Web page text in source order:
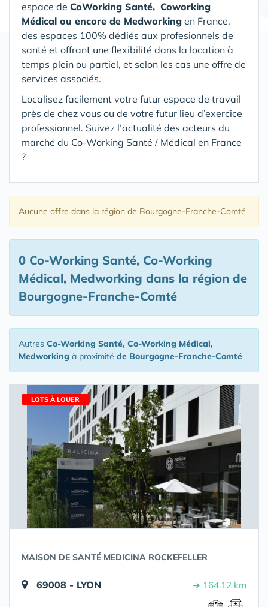
espace de CoWorking Santé, Coworking
Médical ou encore de Medworking en France,
des espaces 100% dédiés aux profesionnels de
santé et offrant une flexibilité dans la location à
temps plein ou partiel, et selon les cas une offre de
services associés.
Localisez facilement votre futur espace de travail
près de chez vous ou de votre futur lieu d’exercice
professionnel. Suivez l’actualité des acteurs du
marché du Co-Working Santé / Médical en France
?
Aucune offre dans la région de Bourgogne-Franche-Comté
0 Co-Working Santé, Co-Working
Médical, Medworking dans la région de
Bourgogne-Franche-Comté
Autres Co-Working Santé, Co-Working Médical,
Medworking à proximité de Bourgogne-Franche-Comté
LOTS À LOUER
MAISON DE SANTÉ MEDICINA ROCKEFELLER
69008 - LYON ➔ 164.12 km